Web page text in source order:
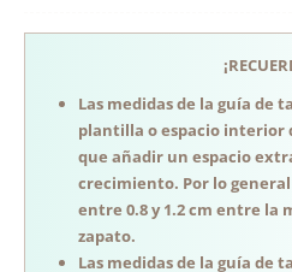
Las medidas de la guía de
plantilla o espacio interior
que añadir un espacio
crecimiento. Por lo
entre 0.8 y 1.2 cm entre la
zapato.
Las medidas de la guía de